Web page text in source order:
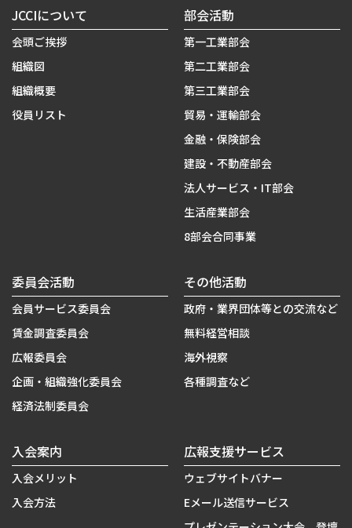
JCCIについて
会頭ご挨拶
組織図
組織概要
役員リスト
部会活動
第一工業部会
第二工業部会
第三工業部会
貿易・運輸部会
金融・保険部会
建設・不動産部会
法人サービス・IT部会
生活産業部会
8部会合同事業
委員会活動
会員サービス委員会
賃金調査委員会
広報委員会
企画・組織強化委員会
経済法制委員会
その他活動
政府・業界団体等との交流など
無料経営相談
海外視察
各種調査など
入会案内
入会メリット
入会方法
広報支援サービス
ウェブサイトバナー
Eメール送信サービス